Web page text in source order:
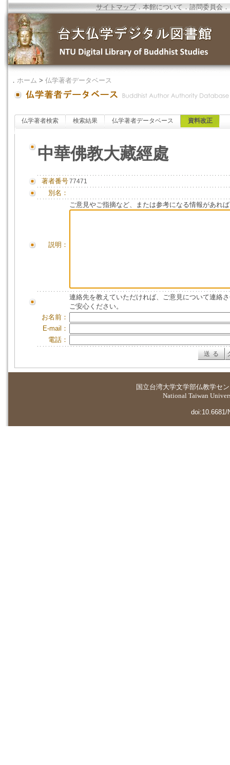
サイトマップ．本館について ．諮問委員会 ．
． ホーム > 仏学著者データベース
仏学著者検索 検索結果 仏学著者データベース 資料改正
中華佛教大藏經處
著者番号77471
別名：
説明：
ご意見やご指摘など、または参考になる情報があれ
連絡先を教えていただければ、ご意見について連絡
ご安心ください。
お名前：
E-mail：
電話：
国立台湾大学文学部仏教学セ
National Taiwan
doi:10.6681/